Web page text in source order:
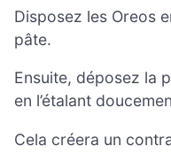
Disposez les Oreos
pâte.
Ensuite, déposez la
en l’étalant
Cela créera un